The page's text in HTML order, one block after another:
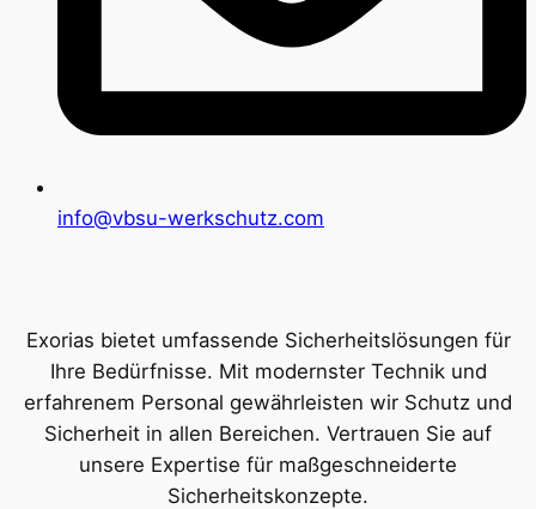
info@vbsu-werkschutz.com
Exorias bietet umfassende Sicherheitslösungen für
Ihre Bedürfnisse. Mit modernster Technik und
erfahrenem Personal gewährleisten wir Schutz und
Sicherheit in allen Bereichen. Vertrauen Sie auf
unsere Expertise für maßgeschneiderte
Sicherheitskonzepte.